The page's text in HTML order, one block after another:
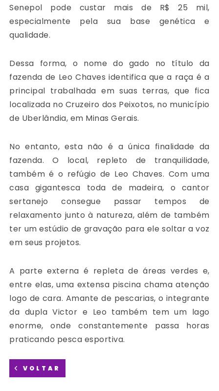
Senepol pode custar mais de R$ 25 mil,
especialmente pela sua base genética e
qualidade.
Dessa forma, o nome do gado no título da
fazenda de Leo Chaves identifica que a raça é a
principal trabalhada em suas terras, que fica
localizada no Cruzeiro dos Peixotos, no município
de Uberlândia, em Minas Gerais.
No entanto, esta não é a única finalidade da
fazenda. O local, repleto de tranquilidade,
também é o refúgio de Leo Chaves. Com uma
casa gigantesca toda de madeira, o cantor
sertanejo consegue passar tempos de
relaxamento junto à natureza, além de também
ter um estúdio de gravação para ele soltar a voz
em seus projetos.
A parte externa é repleta de áreas verdes e,
entre elas, uma extensa piscina chama atenção
logo de cara. Amante de pescarias, o integrante
da dupla Victor e Leo também tem um lago
enorme, onde constantemente passa horas
praticando pesca esportiva.
VOLTAR